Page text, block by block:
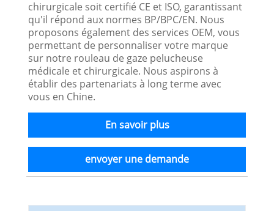
chirurgicale soit certifié CE et ISO, garantissant
qu'il répond aux normes BP/BPC/EN. Nous
proposons également des services OEM, vous
permettant de personnaliser votre marque
sur notre rouleau de gaze pelucheuse
médicale et chirurgicale. Nous aspirons à
établir des partenariats à long terme avec
vous en Chine.
En savoir plus
envoyer une demande